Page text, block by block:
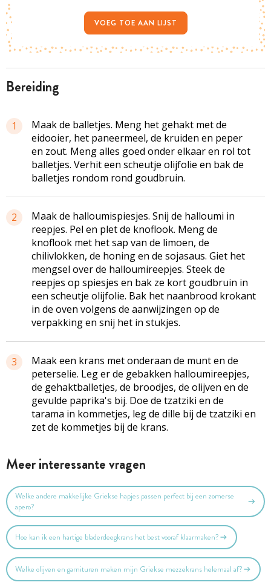
bereiding
1
Maak de balletjes. Meng het gehakt met de
eidooier, het paneermeel, de kruiden en peper
en zout. Meng alles goed onder elkaar en rol tot
balletjes. Verhit een scheutje olijfolie en bak de
balletjes rondom rond goudbruin.
2
Maak de halloumispiesjes. Snij de halloumi in
reepjes. Pel en plet de knoflook. Meng de
knoflook met het sap van de limoen, de
chilivlokken, de honing en de sojasaus. Giet het
mengsel over de halloumireepjes. Steek de
reepjes op spiesjes en bak ze kort goudbruin in
een scheutje olijfolie. Bak het naanbrood krokant
in de oven volgens de aanwijzingen op de
verpakking en snij het in stukjes.
3
Maak een krans met onderaan de munt en de
peterselie. Leg er de gebakken halloumireepjes,
de gehaktballetjes, de broodjes, de olijven en de
gevulde paprika's bij. Doe de tzatziki en de
tarama in kommetjes, leg de dille bij de tzatziki en
zet de kommetjes bij de krans.
Meer interessante vragen
Welke andere makkelijke Griekse hapjes passen perfect bij een zomerse
apero?
Hoe kan ik een hartige bladerdeegkrans het best vooraf klaarmaken?
Welke olijven en garnituren maken mijn Griekse mezzekrans helemaal af?
VOEG TOE AAN LIJST